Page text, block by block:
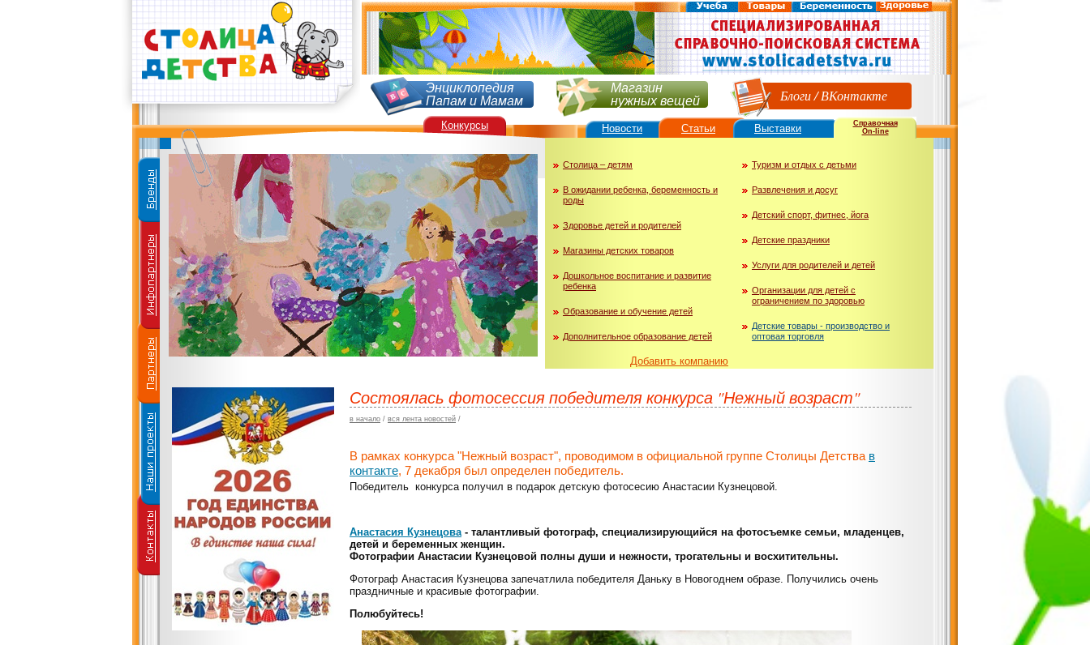
Энциклопедия
Папам и Мамам
Магазин
нужных вещей Блоги/ВКонтакте
Столица – детям
В ожидании ребенка, беременность и
роды
Здоровье детей и родителей
Магазины детских товаров
Дошкольное воспитание и развитие
ребенка
Образование и обучение детей
Дополнительное образование детей
Туризм и отдых с детьми
Развлечения и досуг
Детский спорт, фитнес, йога
Детские праздники
Услуги для родителей и детей
Организации для детей с
ограничением по здоровью
Детские товары - производство и
оптовая торговля
Добавить компанию
Справочная
On-line
Состоялась фотосессия победителя конкурса "Нежный возраст"
в начало / вся лента новостей /
В рамках конкурса "Нежный возраст", проводимом в официальной группе Столицы Детства в
контакте, 7 декабря был определен победитель.
Победитель конкурса получил в подарок детскую фотосесию Анастасии Кузнецовой.
Анастасия Кузнецова- талантливый фотограф, специализирующийся на фотосъемке семьи, младенцев,
детей и беременных женщин.
Фотографии Анастасии Кузнецовой полны души и нежности, трогательны и восхитительны.
Фотограф Анастасия Кузнецова запечатлила победителя Даньку в Новогоднем образе. Получились очень
праздничные и красивые фотографии.
Полюбуйтесь!
Конкурсы Новости Статьи Выставки